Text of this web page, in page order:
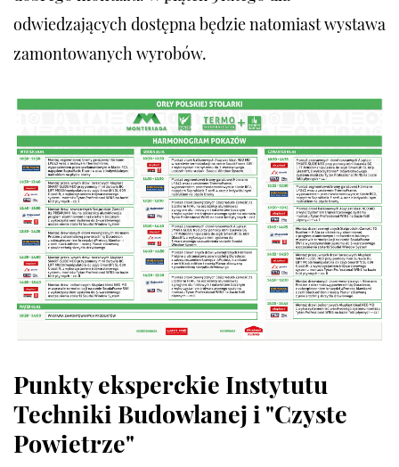
odwiedzających dostępna będzie natomiast wystawa
zamontowanych wyrobów.
Punkty eksperckie Instytutu
Techniki Budowlanej i "Czyste
Powietrze"